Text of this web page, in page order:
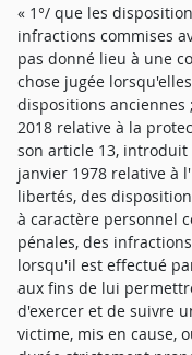
« 1°/ que les
infractions commises
pas donné lieu à une
chose jugée
dispositions anciennes
2018 relative à la
son article 13, introduit
janvier 1978 relative à
libertés, des
à caractère personnel
pénales, des
lorsqu'il est effectué
aux fins de lui
d'exercer et de suivre
victime, mis en cause,